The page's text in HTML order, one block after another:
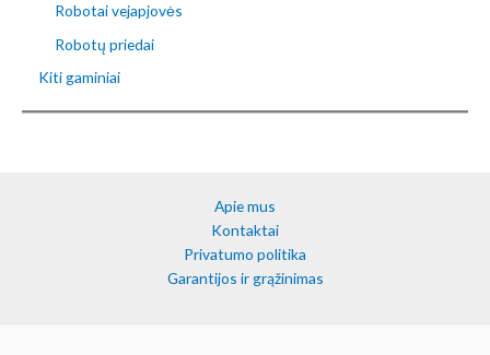
Robotai vejapjovės
Robotų priedai
Kiti gaminiai
Apie mus
Kontaktai
Privatumo politika
Garantijos ir grąžinimas